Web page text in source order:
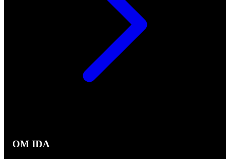
OM IDA